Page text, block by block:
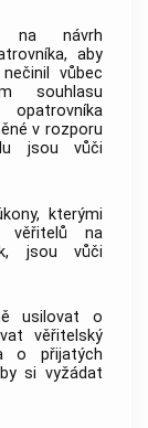
na návrh
aby
vůbec
souhlasu
v rozporu
jsou vůči
kterými
věřitelů na
jsou vůči
usilovat o
věřitelský
o přijatých
si vyžádat